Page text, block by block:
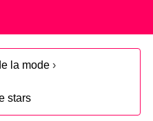
la mode ›
stars